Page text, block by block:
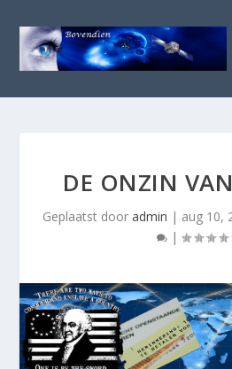
DE ONZIN
Geplaatst door admin | aug 10,
|